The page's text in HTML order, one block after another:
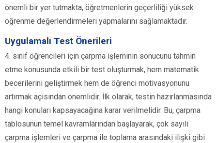
önemli bir yer tutmakta, öğretmenlerin geçerliliği yüksek
öğrenme değerlendirmeleri yapmalarını sağlamaktadır.
Uygulamalı Test Önerileri
4. sınıf öğrencileri için çarpma işleminin sonucunu tahmin
etme konusunda etkili bir test oluşturmak, hem matematik
becerilerini geliştirmek hem de öğrenci motivasyonunu
artırmak açısından önemlidir. İlk olarak, testin hazırlanmasında
hangi konuları kapsayacağına karar verilmelidir. Bu, çarpma
tablosunun temel kavramlarından başlayarak, çok sayılı
çarpma işlemleri ve çarpma ile toplama arasındaki ilişki gibi